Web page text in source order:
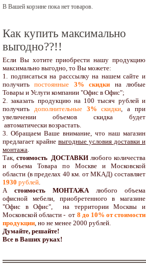
В Вашей корзине пока нет товаров.
Как купить максимально
выгодно??!!
Если Вы хотите приобрести нашу продукцию
максимально выгодно, то Вы можете:
1. подписаться на расссылку на нашем сайте и
получитьпостоянные 3% скидки на любые
Товары и Услуги компании "Офис в Офис";
2. заказать продукцию на 100 тысяч рублей и
получить дополнительные3% скидки, а при
увеличении объемов скидка будет
автоматически возрастать.
3. Обращаем Ваше внимание, что наш магазин
предлагает крайне выгодные условия доставки и
монтажа.
Так, стоимость ДОСТАВКИлюбого количества
и объема Товара по Москве и Московской
области (в пределах 40 км. от МКАД) составляет
1930 рублей.
А стоимость МОНТАЖАлюбого объема
офисной мебели, приобретенного в магазине
"Офис в Офис", на территории Москвы и
Московской области - от 8 до 10% от стоимости
продукции, но не менее 2000 рублей.
Думайте, решайте!
Все в Ваших руках!